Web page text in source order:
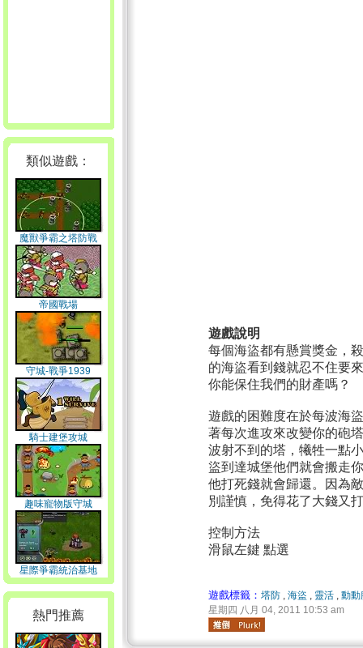
類似遊戲：
魔獸爭霸之塔防戰
帝國戰場
守城-戰爭1939
騎士建堡攻城
趣味寵物版守城
星際爭霸統治基地
熱門推薦
遊戲說明
每個海盜都有懸賞獎金，
的海盜看到錢就忍不住要
你能保住我們的財產嗎？
遊戲的困難度在於每波海
著每次進攻來改變你的砲
波射不到的塔，犧牲一點
盜到達城堡他們就會搬走
他打死錢就會歸還。因為
別謹慎，免得花了大錢又
控制方法
滑鼠左鍵 點選
遊戲標籤： 塔防 , 海盜 , 靈活 , 動動
星期四 八月 04, 2011 10:53 am